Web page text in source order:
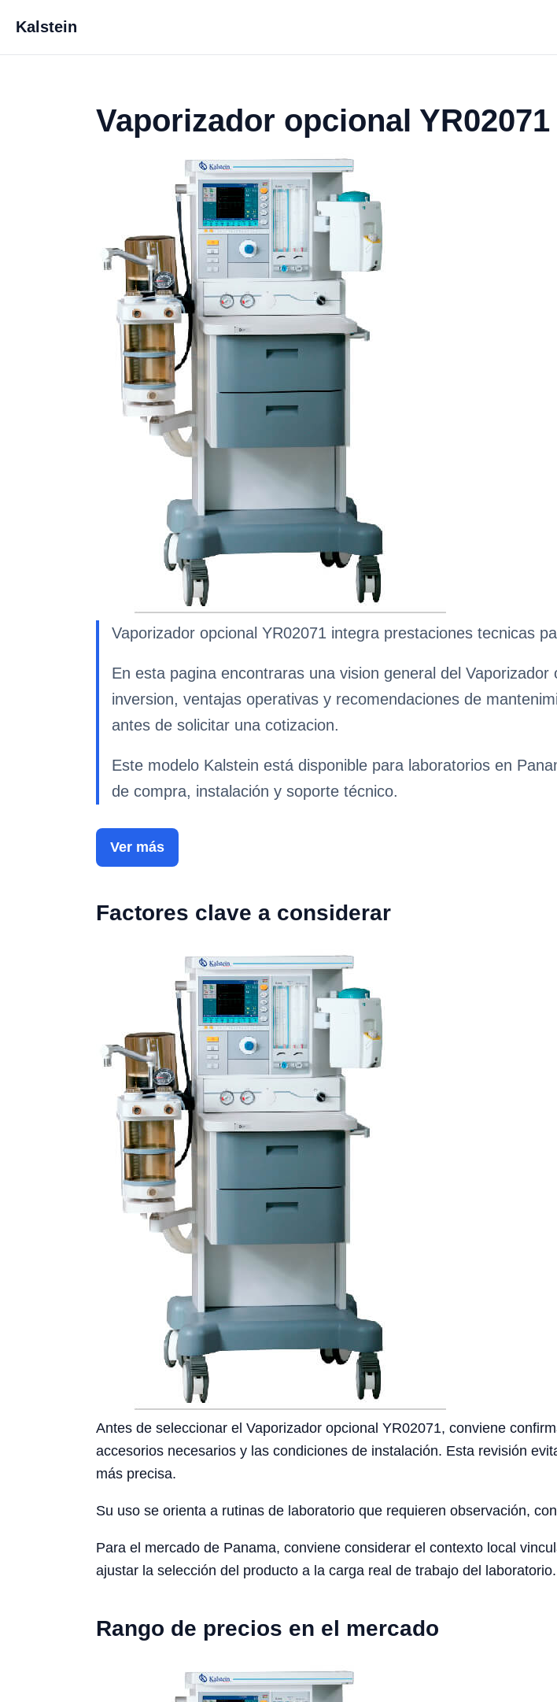
Kalstein
Vaporizador opcional YR02071
Vaporizador opcional YR02071 integra prestaciones tecnicas
En esta pagina encontraras una vision general del
inversion, ventajas operativas y recomendaciones de
antes de solicitar una cotizacion.
Este modelo Kalstein está disponible para laboratorios en
de compra, instalación y soporte técnico.
Ver más
Factores clave a considerar
Antes de seleccionar el Vaporizador opcional YR02071, conviene
accesorios necesarios y las condiciones de instalación. Esta revisión
más precisa.
Su uso se orienta a rutinas de laboratorio que requieren observación,
Para el mercado de Panama, conviene considerar el contexto local
ajustar la selección del producto a la carga real de trabajo del laboratorio.
Rango de precios en el mercado